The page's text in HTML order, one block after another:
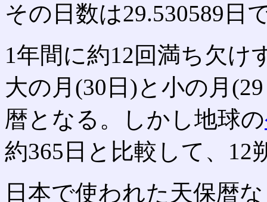
その日数は29.530589日
1年間に約12回満ち欠け
大の月(30日)と小の月
暦となる。しかし地球の
約365日と比較して、12
日本で使われた天保暦